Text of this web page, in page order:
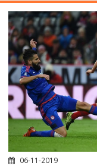
06-11-2019